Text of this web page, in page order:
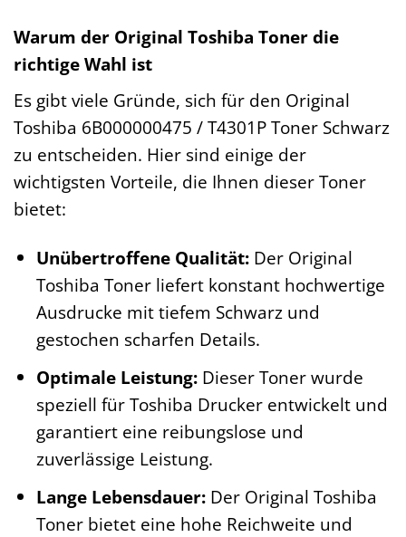
Warum der Original Toshiba Toner die
richtige Wahl ist
Es gibt viele Gründe, sich für den Original
Toshiba 6B000000475 / T4301P Toner Schwarz
zu entscheiden. Hier sind einige der
wichtigsten Vorteile, die Ihnen dieser Toner
bietet:
Unübertroffene Qualität:Der Original
Toshiba Toner liefert konstant hochwertige
Ausdrucke mit tiefem Schwarz und
gestochen scharfen Details.
Optimale Leistung:Dieser Toner wurde
speziell für Toshiba Drucker entwickelt und
garantiert eine reibungslose und
zuverlässige Leistung.
Lange Lebensdauer:Der Original Toshiba
Toner bietet eine hohe Reichweite und